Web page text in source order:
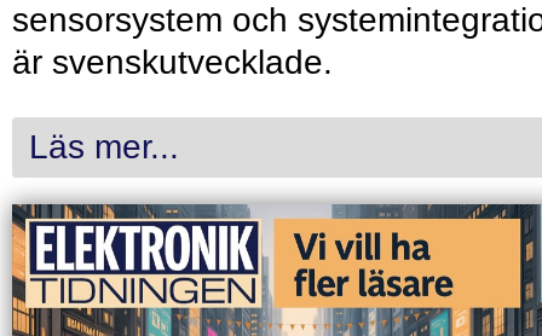
sensorsystem och
är svenskutvecklade.
Läs mer...